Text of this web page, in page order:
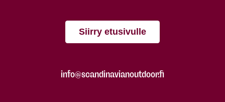
Siirry etusivulle
info@scandinavianoutdoor.fi